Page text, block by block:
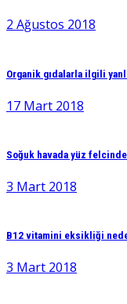
2 Ağustos 2018
Organik gıdalarla ilgili
17 Mart 2018
Soğuk havada yüz
3 Mart 2018
B12 vitamini eksikliği
3 Mart 2018